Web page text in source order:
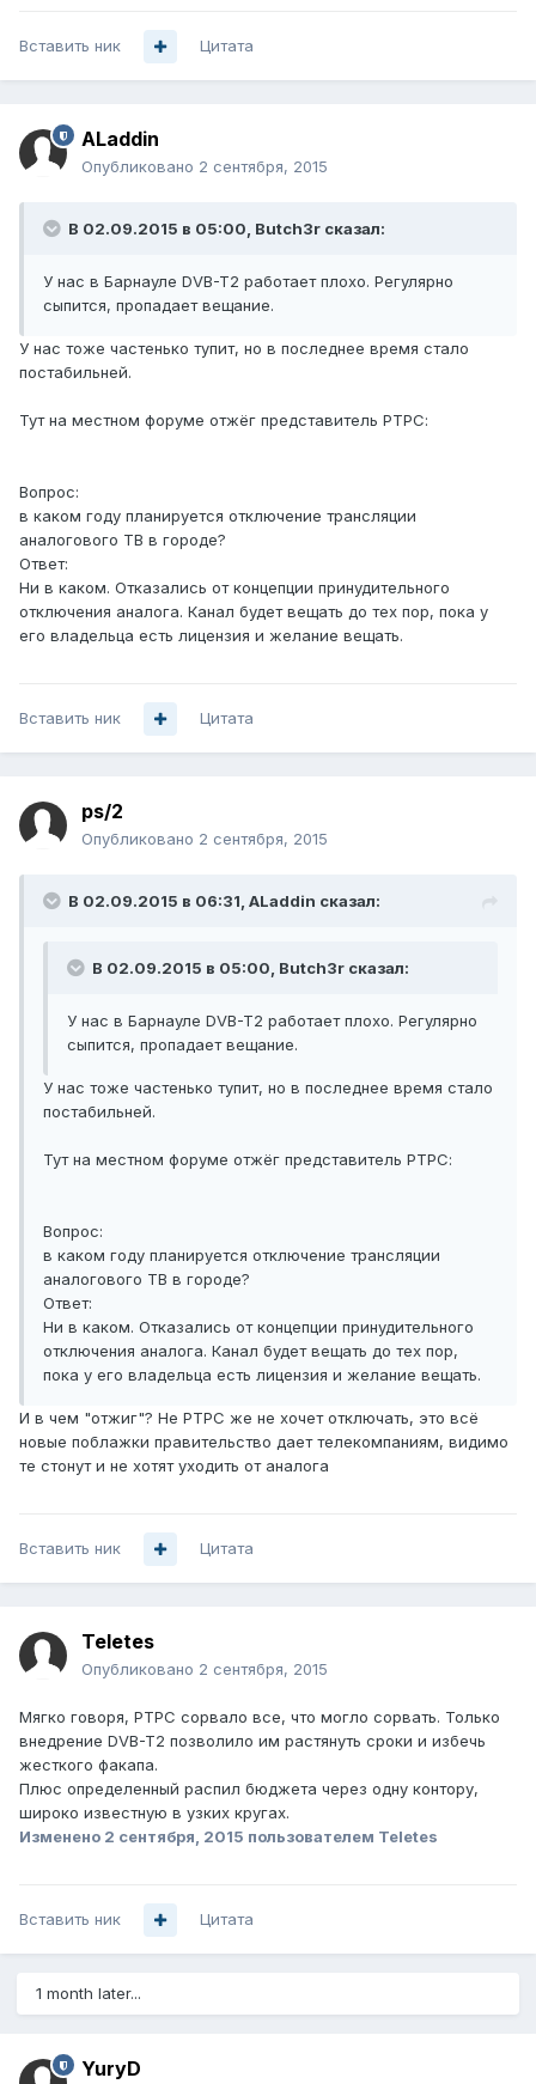
Вставить ник Цитата
ALaddin
Опубликовано 2 сентября, 2015
В 02.09.2015 в 05:00, Butch3r сказал:
У нас в Барнауле DVB-T2 работает плохо. Регулярно
сыпится, пропадает вещание.
У нас тоже частенько тупит, но в последнее время стало
постабильней.
Тут на местном форуме отжёг представитель РТРС:
Вопрос:
в каком году планируется отключение трансляции
аналогового ТВ в городе?
Ответ:
Ни в каком. Отказались от концепции принудительного
отключения аналога. Канал будет вещать до тех пор, пока у
его владельца есть лицензия и желание вещать.
Вставить ник Цитата
ps/2
Опубликовано 2 сентября, 2015
В 02.09.2015 в 06:31, ALaddin сказал:
В 02.09.2015 в 05:00, Butch3r сказал:
У нас в Барнауле DVB-T2 работает плохо. Регулярно
сыпится, пропадает вещание.
У нас тоже частенько тупит, но в последнее время стало
постабильней.
Тут на местном форуме отжёг представитель РТРС:
Вопрос:
в каком году планируется отключение трансляции
аналогового ТВ в городе?
Ответ:
Ни в каком. Отказались от концепции принудительного
отключения аналога. Канал будет вещать до тех пор,
пока у его владельца есть лицензия и желание вещать.
И в чем "отжиг"? Не РТРС же не хочет отключать, это всё
новые поблажки правительство дает телекомпаниям, видимо
те стонут и не хотят уходить от аналога
Вставить ник Цитата
Teletes
Опубликовано 2 сентября, 2015
Мягко говоря, РТРС сорвало все, что могло сорвать. Только
внедрение DVB-T2 позволило им растянуть сроки и избечь
жесткого факапа.
Плюс определенный распил бюджета через одну контору,
широко известную в узких кругах.
Изменено 2 сентября, 2015 пользователем Teletes
Вставить ник Цитата
1 month later...
YuryD